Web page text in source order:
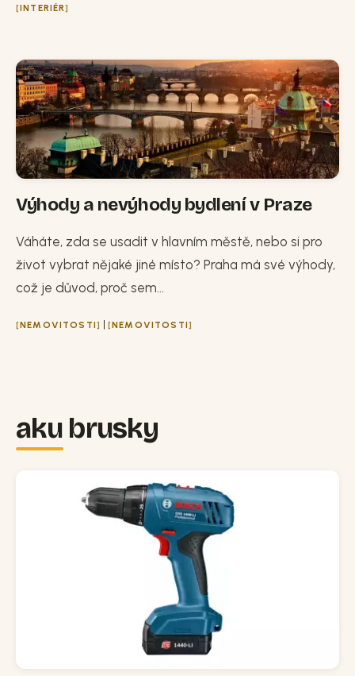
INTERIÉR
Výhody a nevýhody bydlení v Praze
Váháte, zda se usadit v hlavním městě, nebo si pro
život vybrat nějaké jiné místo? Praha má své výhody,
což je důvod, proč sem...
NEMOVITOSTI | NEMOVITOSTI
aku brusky